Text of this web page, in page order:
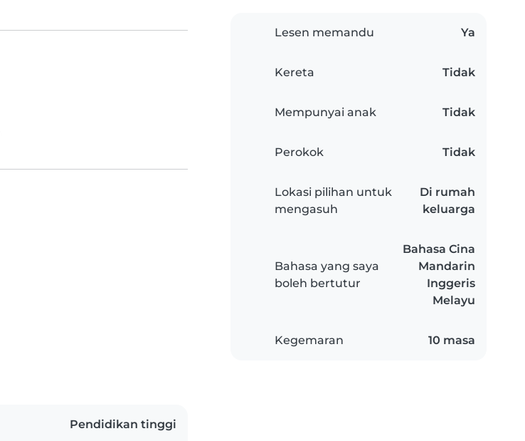
Lesen memandu Ya
Kereta Tidak
Mempunyai anak Tidak
Perokok Tidak
Lokasi pilihan untuk
mengasuh
Di rumah
keluarga
Bahasa yang saya
boleh bertutur
Bahasa Cina
Mandarin
Inggeris
Melayu
Kegemaran 10 masa
Pendidikan tinggi